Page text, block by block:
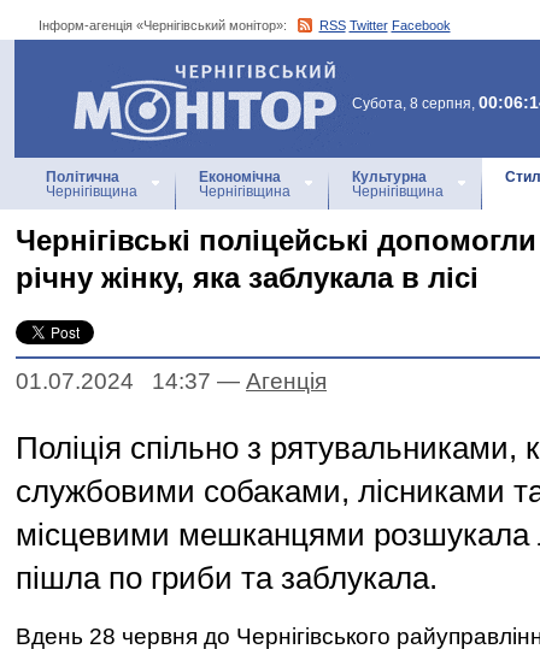
Інформ-агенція «Чернігівський монітор»: RSS Twitter Facebook
Інформ-агенція
«Чернігівський монітор»
Субота, 8 серпня,
Політична
Чернігівщина
Економічна
Чернігівщина
Культурна
Чернігівщина
Чернігівські поліцейські
річну жінку, яка заблукала в лісі
01.07.2024 14:37 — Агенцiя
Поліція спільно з рятувальниками,
службовими собаками, лісниками
місцевими мешканцями розшукала
пішла по гриби та заблукала.
Вдень 28 червня до Чернігівського